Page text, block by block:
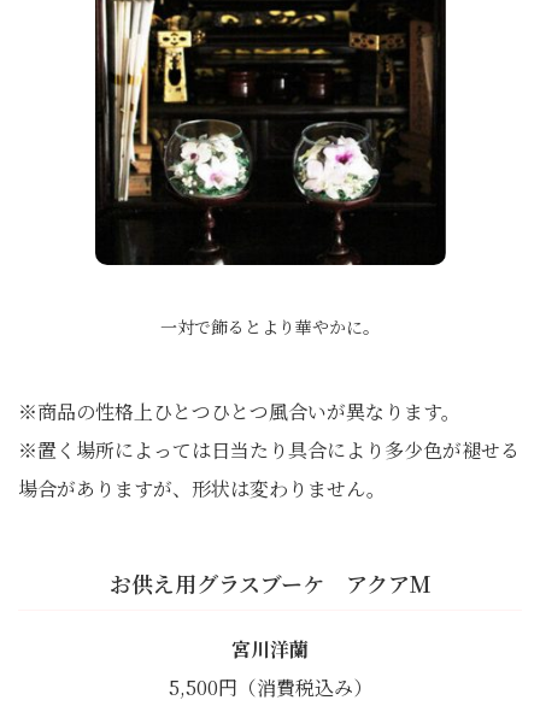
一対で飾るとより華やかに。
※商品の性格上ひとつひとつ風合いが異なります。
※置く場所によっては日当たり具合により多少色が褪せる
場合がありますが、形状は変わりません。
お供え用グラスブーケ アクアM
宮川洋蘭
5,500円（消費税込み）